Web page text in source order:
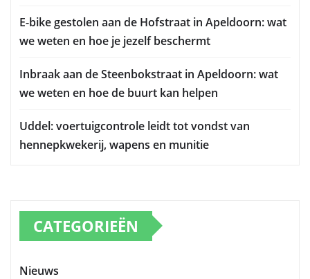
E-bike gestolen aan de Hofstraat in Apeldoorn: wat
we weten en hoe je jezelf beschermt
Inbraak aan de Steenbokstraat in Apeldoorn: wat
we weten en hoe de buurt kan helpen
Uddel: voertuigcontrole leidt tot vondst van
hennepkwekerij, wapens en munitie
CATEGORIEËN
Nieuws